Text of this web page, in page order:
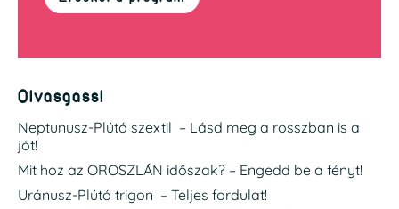
Olvasgass!
Neptunusz-Plútó szextil – Lásd meg a rosszban is a
jót!
Mit hoz az OROSZLÁN időszak? – Engedd be a fényt!
Uránusz-Plútó trigon – Teljes fordulat!